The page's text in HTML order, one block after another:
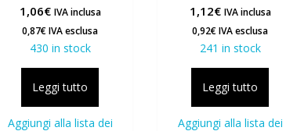
1,06€ IVA inclusa
0,87€IVA esclusa
430 in stock
Leggi tutto
Aggiungi alla lista dei
1,12€ IVA inclusa
0,92€IVA esclusa
241 in stock
Leggi tutto
Aggiungi alla lista dei